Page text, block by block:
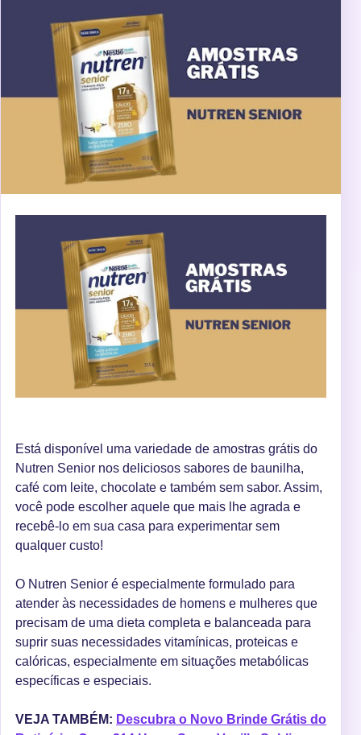
Está disponível uma variedade de amostras grátis do
Nutren Senior nos deliciosos sabores de baunilha,
café com leite, chocolate e também sem sabor. Assim,
você pode escolher aquele que mais lhe agrada e
recebê-lo em sua casa para experimentar sem
qualquer custo!
O Nutren Senior é especialmente formulado para
atender às necessidades de homens e mulheres que
precisam de uma dieta completa e balanceada para
suprir suas necessidades vitamínicas, proteicas e
calóricas, especialmente em situações metabólicas
específicas e especiais.
VEJA TAMBÉM: Descubra o Novo Brinde Grátis do